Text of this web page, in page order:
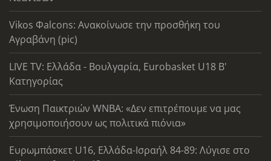
Vikos Φalcons: Ανακοίνωσε την προσθήκη του
Αγραβάνη (pic)
LIVE TV: Ελλάδα - Βουλγαρία, Eurobasket U18 Β'
Κατηγορίας
Ένωση Παικτριών WNBA: «Δεν επιτρέπουμε να μας
χρησιμοποιήσουν ως πολιτικά πιόνια»
Ευρωμπάσκετ U16, Ελλάδα-Ισραήλ 84-89: Λύγισε στο